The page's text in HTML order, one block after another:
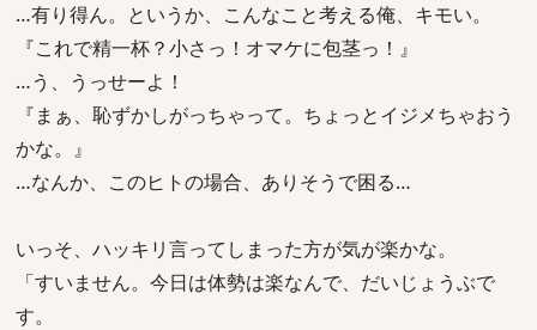
…有り得ん。というか、こんなこと考える俺、キモい。
『これで精一杯？小さっ！オマケに包茎っ！』
…う、うっせーよ！
『まぁ、恥ずかしがっちゃって。ちょっとイジメちゃおう
かな。』
…なんか、このヒトの場合、ありそうで困る…
いっそ、ハッキリ言ってしまった方が気が楽かな。
「すいません。今日は体勢は楽なんで、だいじょうぶで
す。